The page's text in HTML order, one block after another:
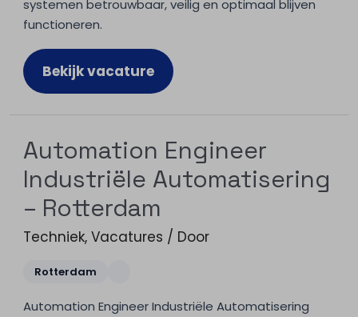
systemen betrouwbaar, veilig en optimaal blijven
functioneren.
Bekijk vacature
Automation Engineer
Industriële Automatisering
– Rotterdam
Techniek,Vacatures / Door
Rotterdam
Automation Engineer Industriële Automatisering